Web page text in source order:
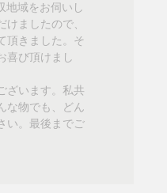
地域をお伺いし
ましたので、
頂きました。そ
喜び頂けまし
ざいます。私共
な物でも、どん
い。最後までご